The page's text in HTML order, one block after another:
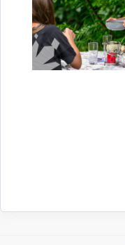
Saistītas tēmas
Notikumi: Kino